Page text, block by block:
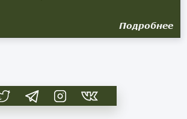
Подробнее